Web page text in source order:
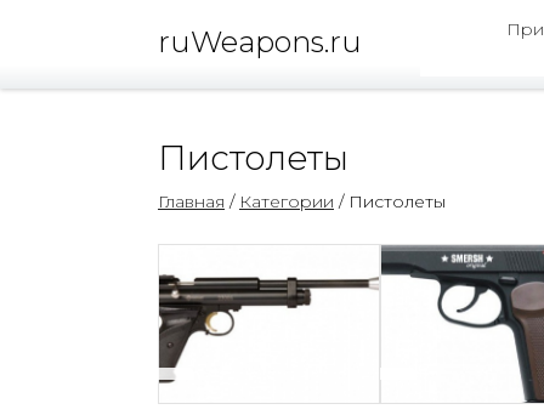
ruWeapons.ru
Пистолеты
Главная / Категории / Пистолеты